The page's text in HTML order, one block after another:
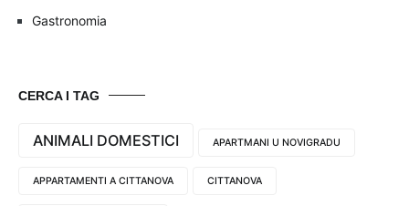
Gastronomia
CERCA I TAG
ANIMALI DOMESTICI APARTMANI U NOVIGRADU
APPARTAMENTI A CITTANOVA CITTANOVA